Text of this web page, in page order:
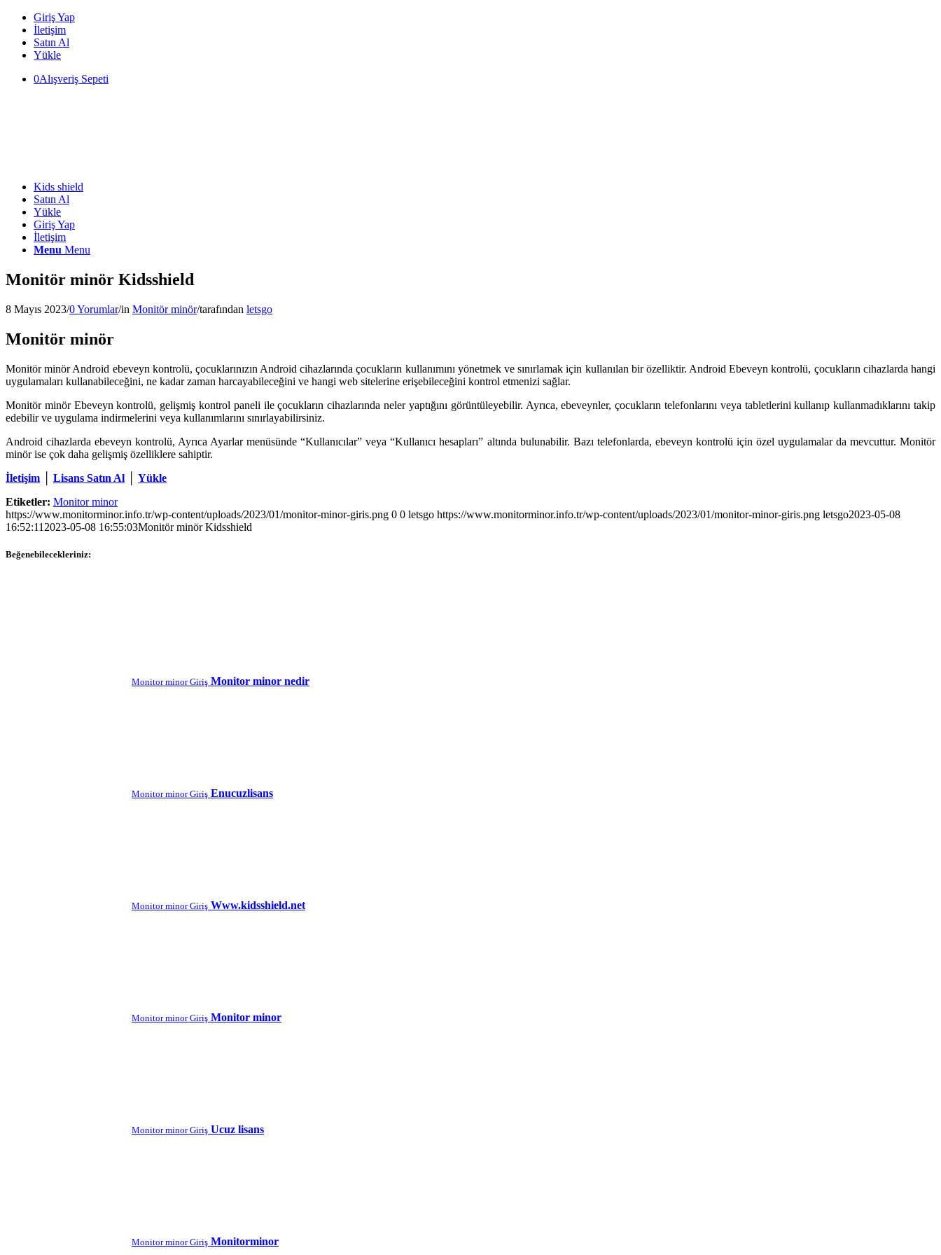
Giriş Yap
İletişim
Satın Al
Yükle
0Alışveriş Sepeti
Kids shield
Satın Al
Yükle
Giriş Yap
İletişim
Menu Menu
Monitör minör Kidsshield
8 Mayıs 2023/0 Yorumlar/in Monitör minör/tarafından letsgo
Monitör minör
Monitör minör Android ebeveyn kontrolü, çocuklarınızın Android cihazlarında çocukların kullanımını yönetmek ve sınırlamak için kullanılan bir özelliktir. Android Ebeveyn kontrolü, çocukların cihazlarda hangi
uygulamaları kullanabileceğini, ne kadar zaman harcayabileceğini ve hangi web sitelerine erişebileceğini kontrol etmenizi sağlar.
Monitör minör Ebeveyn kontrolü, gelişmiş kontrol paneli ile çocukların cihazlarında neler yaptığını görüntüleyebilir. Ayrıca, ebeveynler, çocukların telefonlarını veya tabletlerini kullanıp kullanmadıklarını takip
edebilir ve uygulama indirmelerini veya kullanımlarını sınırlayabilirsiniz.
Android cihazlarda ebeveyn kontrolü, Ayrıca Ayarlar menüsünde “Kullanıcılar” veya “Kullanıcı hesapları” altında bulunabilir. Bazı telefonlarda, ebeveyn kontrolü için özel uygulamalar da mevcuttur. Monitör
minör ise çok daha gelişmiş özelliklere sahiptir.
İletişim
Lisans Satın Al
Yükle
Etiketler: Monitor minor
https://www.monitorminor.info.tr/wp-content/uploads/2023/01/monitor-minor-giris.png 0 0 letsgo https://www.monitorminor.info.tr/wp-content/uploads/2023/01/monitor-minor-giris.png letsgo2023-05-08
16:52:11 2023-05-08 16:55:03Monitör minör Kidsshield
Beğenebilecekleriniz:
Monitor minor Giriş Monitor minor nedir
Monitor minor Giriş Enucuzlisans
Monitor minor Giriş Www.kidsshield.net
Monitor minor Giriş Monitor minor
Monitor minor Giriş Ucuz lisans
Monitor minor Giriş Monitorminor